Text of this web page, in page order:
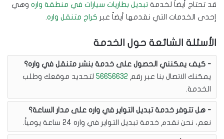
قد تحتاج أيضاً لخدمة تبديل بطاريات سيارات في منطقة واره وهي
إحدى الخدمات التي نقدمها أيضاً عبر كراج متنقل واره.
الأسئلة الشائعة حول الخدمة
كيف يمكنني الحصول على خدمة بنشر متنقل في واره؟
يمكنك الاتصال بنا عبر رقم 56656632 لتحديد موقعك وطلب
الخدمة.
هل تتوفر خدمة تبديل التواير في واره على مدار الساعة؟
نعم، نحن نقدم خدمة تبديل التواير في واره 24 ساعة يومياً.